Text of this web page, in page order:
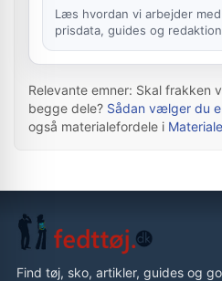
Læs hvordan vi arbejder
prisdata, guides og
Relevante emner: Skal
begge dele? Sådan vælger du
også materialefordele i
Find tøj, sko, artikler, guides og